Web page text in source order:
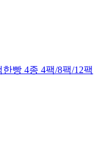
빵 4종 4팩/8팩/12팩